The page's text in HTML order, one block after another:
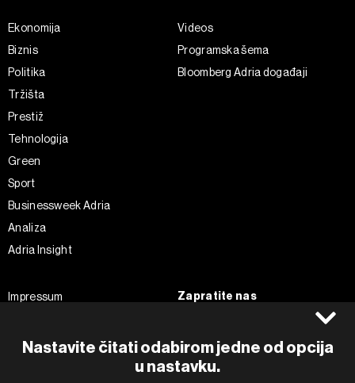
Nastavite čitati odabirom jedne od opcija
u nastavku.
Ekonomija
Biznis
Politika
Tržišta
Prestiž
Tehnologija
Green
Sport
Businessweek Adria
Analiza
Adria Insight
Videos
Programska šema
Bloomberg Adria događaji
Impressum
Pravila privatnosti
Zapratite nas
Instagram
Twitter